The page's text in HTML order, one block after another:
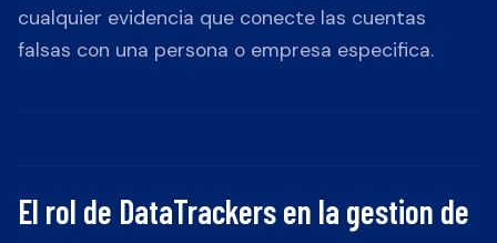
cualquier evidencia que conecte las cuentas
falsas con una persona o empresa especifica.
El rol de DataTrackers en la gestion de